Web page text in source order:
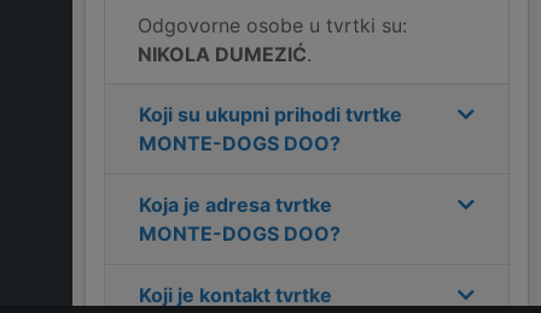
Odgovorne osobe u tvrtki su:
NIKOLA DUMEZIĆ.
Koji su ukupni prihodi tvrtke
MONTE-DOGS DOO?
Koja je adresa tvrtke
MONTE-DOGS DOO?
Koji je kontakt tvrtke